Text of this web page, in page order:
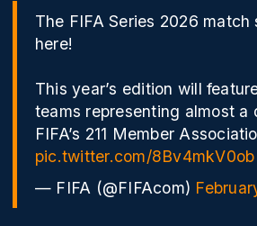
The FIFA Series 2026 match
here!
This year’s edition will
teams representing almost a
FIFA’s 211 Member
pic.twitter.com/8Bv4mkV0ob
— FIFA (@FIFAcom)